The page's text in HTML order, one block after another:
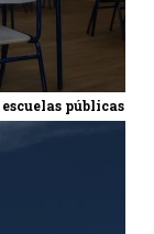
públicas